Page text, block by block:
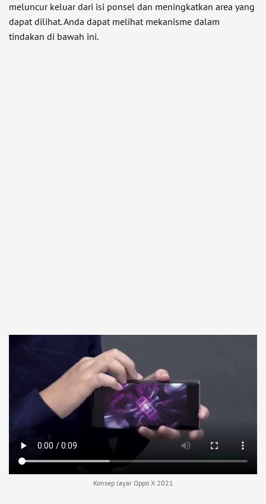
meluncur keluar dari isi ponsel dan meningkatkan area yang
dapat dilihat. Anda dapat melihat mekanisme dalam
tindakan di bawah ini.
Konsep layar Oppo X 2021